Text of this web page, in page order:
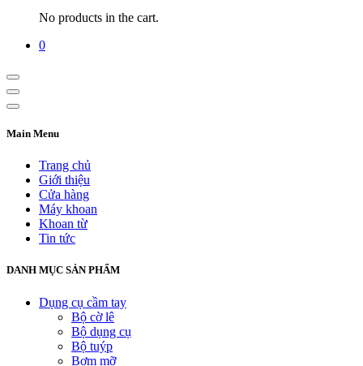
No products in the cart.
0
Main Menu
Trang chủ
Giới thiệu
Cửa hàng
Máy khoan
Khoan từ
Tin tức
DANH MỤC SẢN PHẨM
Dụng cụ cầm tay
Bộ cờ lê
Bộ dụng cụ
Bộ tuýp
Bơm mỡ